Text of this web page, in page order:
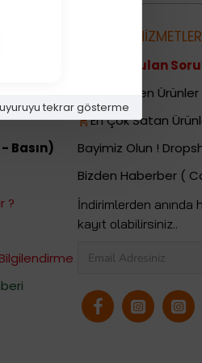
tekrar gösterme
Basın)
?
MÜŞTERİ
Sıkça Sorulan
Yeni Gelen Ürünler
En Çok Satan
Bayimiz Olun !
Bizden Haberber (
İndirimlerden anında
kayıt olabilirsiniz..